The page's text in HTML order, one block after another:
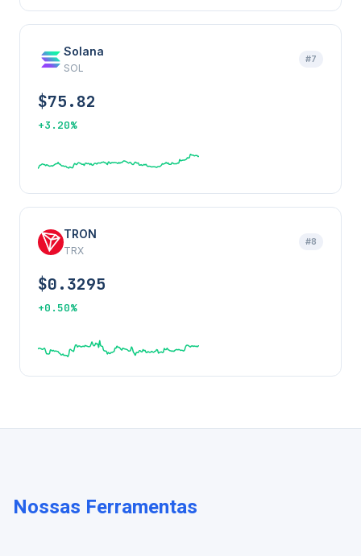
Solana
SOL
#7
$75.82
+3.20%
TRON
TRX
#8
$0.3295
+0.50%
Nossas Ferramentas